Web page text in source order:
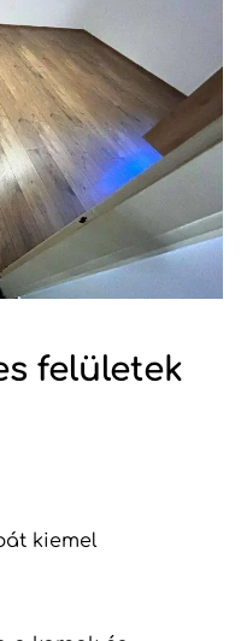
felületek
kiemel